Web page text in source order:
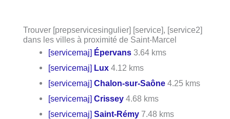
Trouver [prepservicesingulier] [service], [service2]
dans les villes à proximité de Saint-Marcel
[servicemaj] Épervans 3.64 kms
[servicemaj] Lux 4.12 kms
[servicemaj]Chalon-sur-Saône 4.25 kms
[servicemaj]Crissey 4.68 kms
[servicemaj]Saint-Rémy 7.48 kms